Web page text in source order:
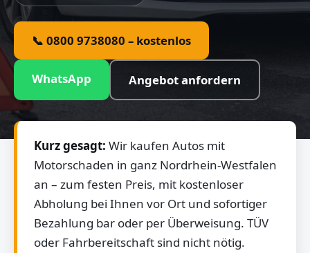
📞 0800 9738080 – kostenlos
WhatsApp Angebot anfordern
Kurz gesagt: Wir kaufen Autos mit
Motorschaden in ganz Nordrhein-Westfalen
an – zum festen Preis, mit kostenloser
Abholung bei Ihnen vor Ort und sofortiger
Bezahlung bar oder per Überweisung. TÜV
oder Fahrbereitschaft sind nicht nötig.